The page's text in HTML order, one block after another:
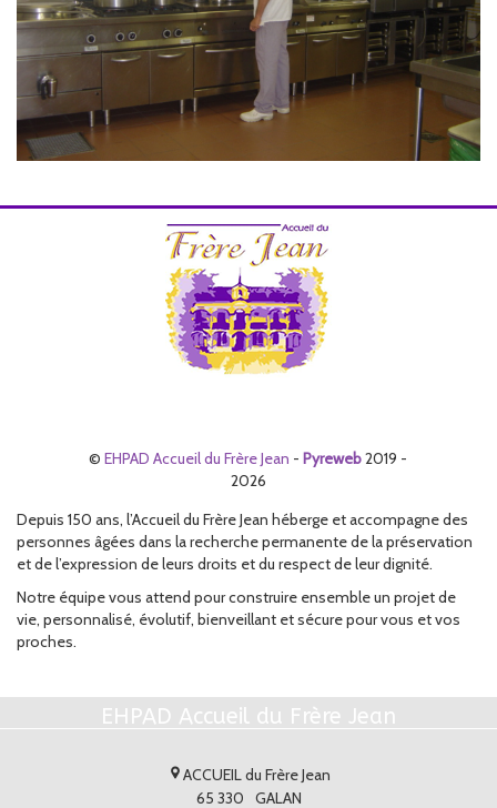
©EHPAD Accueil du Frère Jean - Pyreweb2019 -
2026
Depuis 150 ans, l’Accueil du Frère Jean héberge et accompagne des
personnes âgées dans la recherche permanente de la préservation
et de l’expression de leurs droits et du respect de leur dignité.
Notre équipe vous attend pour construire ensemble un projet de
vie, personnalisé, évolutif, bienveillant et sécure pour vous et vos
proches.
EHPAD Accueil du Frère Jean
ACCUEIL du Frère Jean
65 330
GALAN